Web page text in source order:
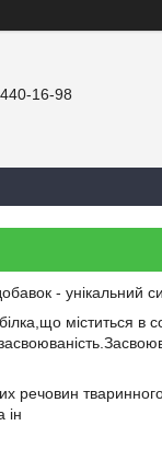
16-98
- унікальний
білка,що міститься
речовин
ін